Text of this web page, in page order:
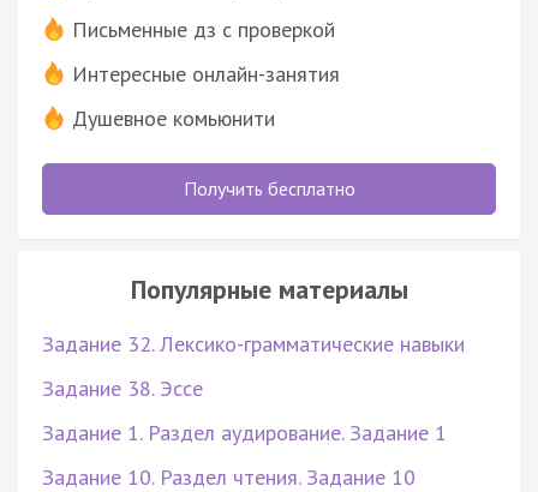
Письменные дз с проверкой
Интересные онлайн-занятия
Душевное комьюнити
Получить бесплатно
Популярные материалы
Задание 32. Лексико-грамматические навыки
Задание 38. Эссе
Задание 1. Раздел аудирование. Задание 1
Задание 10. Раздел чтения. Задание 10